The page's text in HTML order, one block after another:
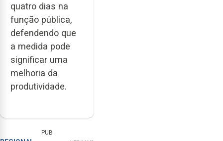
quatro dias na
função pública,
defendendo que
a medida pode
significar uma
melhoria da
produtividade.
PUB